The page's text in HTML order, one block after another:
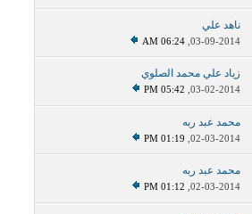
ناهد علي
03-09-2014,
06:24 AM
زياد علي محمد الصلوي
03-02-2014,
05:42 PM
محمد عبد ربه
02-03-2014,
01:19 PM
محمد عبد ربه
02-03-2014,
01:12 PM